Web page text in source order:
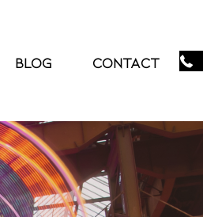
Blog Contact